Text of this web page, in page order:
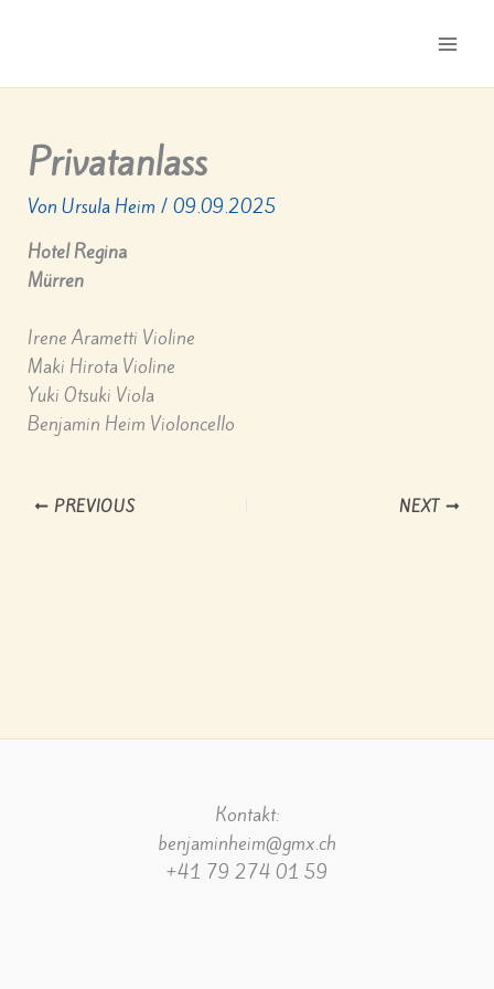
Privatanlass
Von Ursula Heim / 09.09.2025
Hotel Regina
Mürren
Irene Arametti Violine
Maki Hirota Violine
Yuki Otsuki Viola
Benjamin Heim Violoncello
PREVIOUS NEXT
Kontakt:
benjaminheim@gmx.ch
+41 79 274 01 59